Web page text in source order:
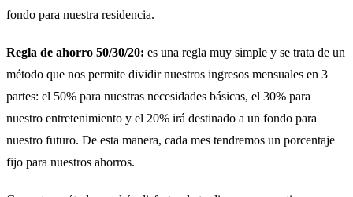
fondo para nuestra residencia.
Regla de ahorro 50/30/20: es una regla muy simple y se trata de un
método que nos permite dividir nuestros ingresos mensuales en 3
partes: el 50% para nuestras necesidades básicas, el 30% para
nuestro entretenimiento y el 20% irá destinado a un fondo para
nuestro futuro. De esta manera, cada mes tendremos un porcentaje
fijo para nuestros ahorros.